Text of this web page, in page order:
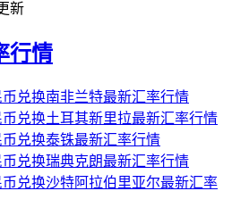
新
行情
币兑换南非兰特最新汇率行情
币兑换土耳其新里拉最新汇率行情
币兑换泰铢最新汇率行情
币兑换瑞典克朗最新汇率行情
币兑换沙特阿拉伯里亚尔最新汇率